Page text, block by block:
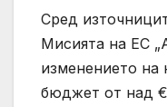
Сред
Мисията на ЕС
изменението на
бюджет от над €